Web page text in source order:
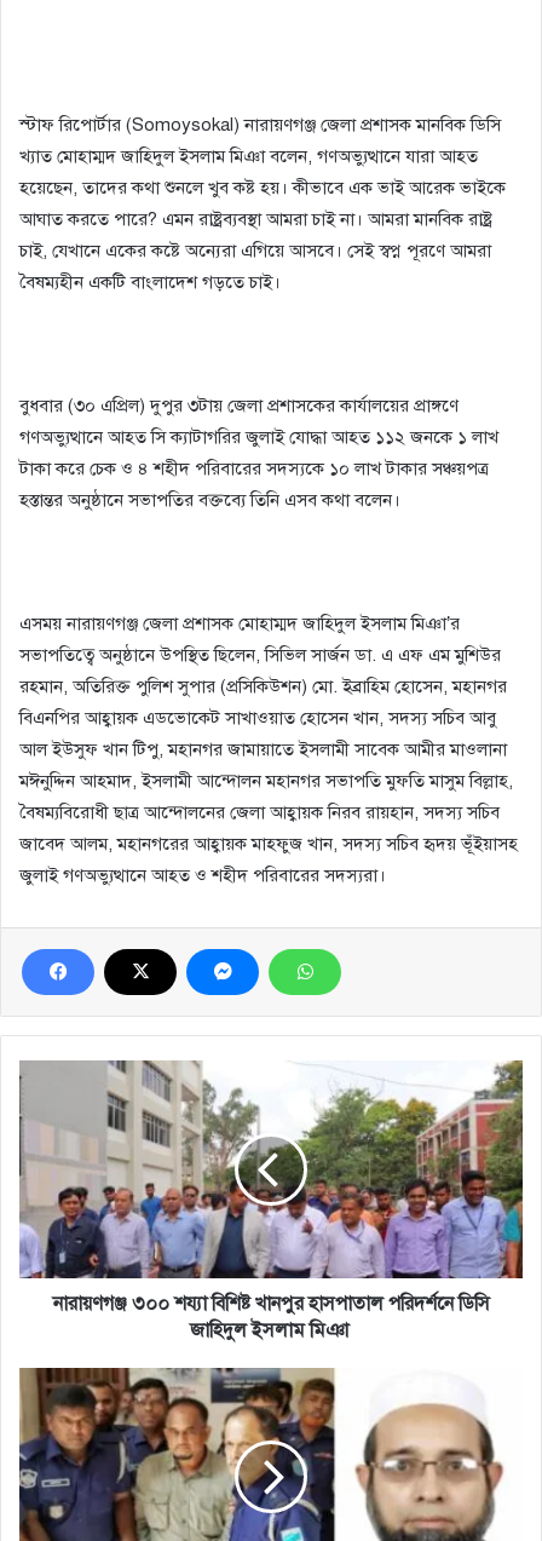
স্টাফ রিপোর্টার (Somoysokal) নারায়ণগঞ্জ জেলা প্রশাসক মানবিক ডিসি
খ্যাত মোহাম্মদ জাহিদুল ইসলাম মিঞা বলেন, গণঅভ্যুত্থানে যারা আহত
হয়েছেন, তাদের কথা শুনলে খুব কষ্ট হয়। কীভাবে এক ভাই আরেক ভাইকে
আঘাত করতে পারে? এমন রাষ্ট্রব্যবস্থা আমরা চাই না। আমরা মানবিক রাষ্ট্র
চাই, যেখানে একের কষ্টে অন্যেরা এগিয়ে আসবে। সেই স্বপ্ন পূরণে আমরা
বৈষম্যহীন একটি বাংলাদেশ গড়তে চাই।
বুধবার (৩০ এপ্রিল) দুপুর ৩টায় জেলা প্রশাসকের কার্যালয়ের প্রাঙ্গণে
গণঅভ্যুত্থানে আহত সি ক্যাটাগরির জুলাই যোদ্ধা আহত ১১২ জনকে ১ লাখ
টাকা করে চেক ও ৪ শহীদ পরিবারের সদস্যকে ১০ লাখ টাকার সঞ্চয়পত্র
হস্তান্তর অনুষ্ঠানে সভাপতির বক্তব্যে তিনি এসব কথা বলেন।
এসময় নারায়ণগঞ্জ জেলা প্রশাসক মোহাম্মদ জাহিদুল ইসলাম মিঞা’র
সভাপতিত্বে অনুষ্ঠানে উপস্থিত ছিলেন, সিভিল সার্জন ডা. এ এফ এম মুশিউর
রহমান, অতিরিক্ত পুলিশ সুপার (প্রসিকিউশন) মো. ইব্রাহিম হোসেন, মহানগর
বিএনপির আহ্বায়ক এডভোকেট সাখাওয়াত হোসেন খান, সদস্য সচিব আবু
আল ইউসুফ খান টিপু, মহানগর জামায়াতে ইসলামী সাবেক আমীর মাওলানা
মঈনুদ্দিন আহমাদ, ইসলামী আন্দোলন মহানগর সভাপতি মুফতি মাসুম বিল্লাহ,
বৈষম্যবিরোধী ছাত্র আন্দোলনের জেলা আহ্বায়ক নিরব রায়হান, সদস্য সচিব
জাবেদ আলম, মহানগরের আহ্বায়ক মাহফুজ খান, সদস্য সচিব হৃদয় ভূঁইয়াসহ
জুলাই গণঅভ্যুত্থানে আহত ও শহীদ পরিবারের সদস্যরা।
নারায়ণগঞ্জ
শয্যা
খানপুর
হাসপাতাল
পরিদর্শনে
ডিসি
জাহিদুল
ইসলামনারায়ণগঞ্জ ৩০০ শয্যা বিশিষ্ট খানপুর হাসপাতাল পরিদর্শনে ডিসি
জাহিদুল ইসলাম মিঞা
গণহত্যার
আসামি
সালাউদ্দিনের
পক্ষে
দাঁড়ালেন
পিপি
খোরশেদ